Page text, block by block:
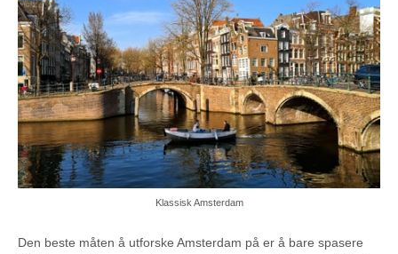
Klassisk Amsterdam
Den beste måten å utforske Amsterdam på er å bare spasere